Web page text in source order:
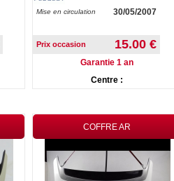
Mise en circulation 30/05/2007
Prix occasion 15.00 €
Garantie 1 an
Centre :
COFFRE AR